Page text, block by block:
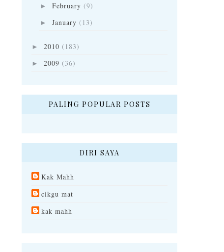
► February (9)
► January (13)
► 2010 (183)
► 2009 (36)
PALING POPULAR POSTS
DIRI SAYA
Kak Mahh
cikgu mat
kak mahh